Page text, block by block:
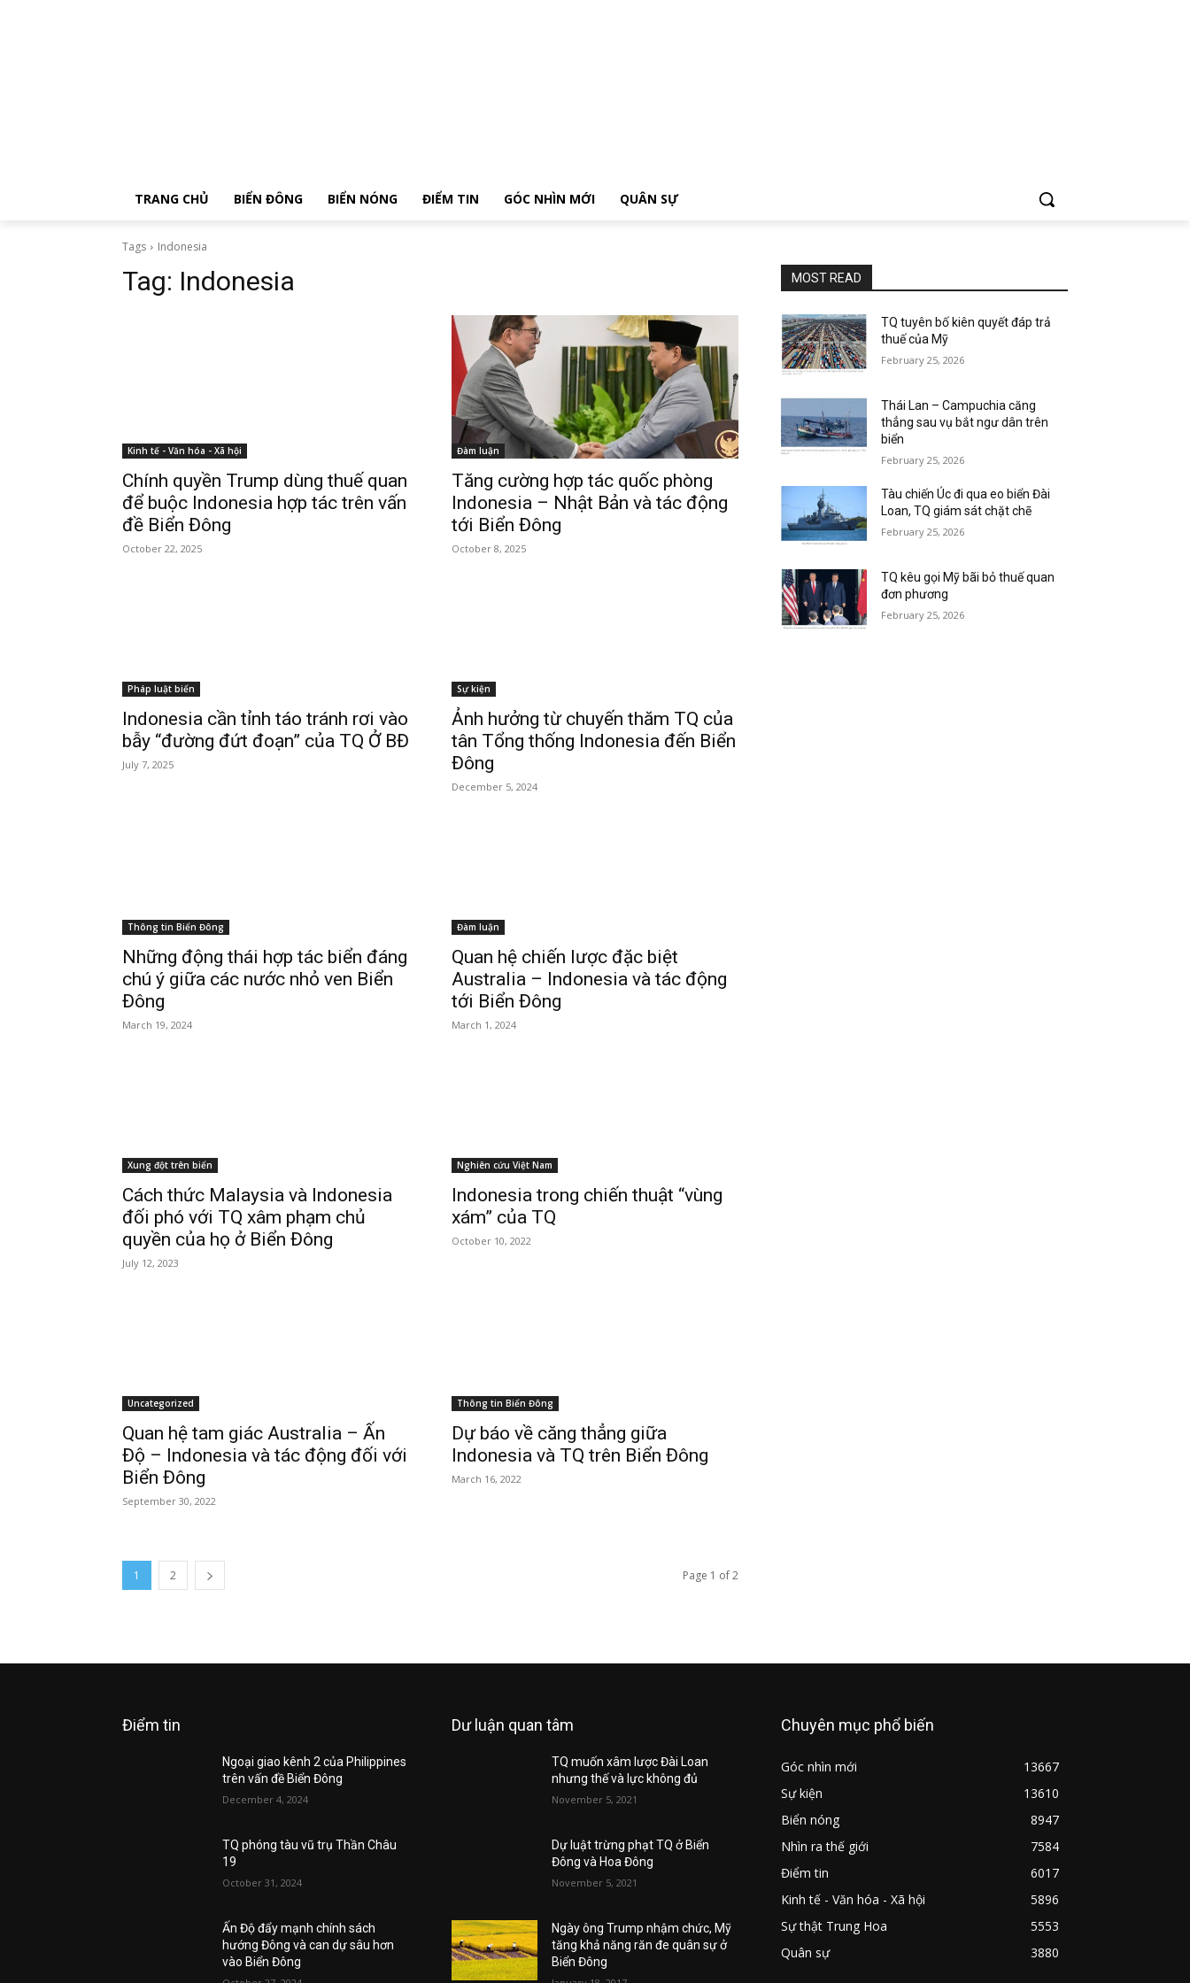
TRANG CHỦ BIỂN ĐÔNG BIỂN NÓNG ĐIỂM TIN GÓC NHÌN MỚI QUÂN SỰ
Tags Indonesia
Tag: Indonesia
Kinh tế - Văn hóa - Xã hội
Chính quyền Trump dùng thuế quan
để buộc Indonesia hợp tác trên vấn
đề Biển Đông
October 22, 2025
Đàm luận
Tăng cường hợp tác quốc phòng
Indonesia – Nhật Bản và tác động
tới Biển Đông
October 8, 2025
Pháp luật biển
Indonesia cần tỉnh táo tránh rơi vào
bẫy “đường đứt đoạn” của TQ Ở BĐ
July 7, 2025
Sự kiện
Ảnh hưởng từ chuyến thăm TQ của
tân Tổng thống Indonesia đến Biển
Đông
December 5, 2024
Thông tin Biển Đông
Những động thái hợp tác biển đáng
chú ý giữa các nước nhỏ ven Biển
Đông
March 19, 2024
Đàm luận
Quan hệ chiến lược đặc biệt
Australia – Indonesia và tác động
tới Biển Đông
March 1, 2024
Xung đột trên biển
Cách thức Malaysia và Indonesia
đối phó với TQ xâm phạm chủ
quyền của họ ở Biển Đông
July 12, 2023
Nghiên cứu Việt Nam
Indonesia trong chiến thuật “vùng
xám” của TQ
October 10, 2022
Uncategorized
Quan hệ tam giác Australia – Ấn
Độ – Indonesia và tác động đối với
Biển Đông
September 30, 2022
Thông tin Biển Đông
Dự báo về căng thẳng giữa
Indonesia và TQ trên Biển Đông
March 16, 2022
1 2 Page 1 of 2
MOST READ
TQ tuyên bố kiên quyết đáp trả
thuế của Mỹ
February 25, 2026
Thái Lan – Campuchia căng
thẳng sau vụ bắt ngư dân trên
biển
February 25, 2026
Tàu chiến Úc đi qua eo biển Đài
Loan, TQ giám sát chặt chẽ
February 25, 2026
TQ kêu gọi Mỹ bãi bỏ thuế quan
đơn phương
February 25, 2026
Điểm tin
Ngoại giao kênh 2 của Philippines
trên vấn đề Biển Đông
December 4, 2024
TQ phóng tàu vũ trụ Thần Châu
19
October 31, 2024
Ấn Độ đẩy mạnh chính sách
hướng Đông và can dự sâu hơn
vào Biển Đông
Dư luận quan tâm
TQ muốn xâm lược Đài Loan
nhưng thế và lực không đủ
November 5, 2021
Dự luật trừng phạt TQ ở Biển
Đông và Hoa Đông
November 5, 2021
Ngày ông Trump nhậm chức, Mỹ
tăng khả năng răn đe quân sự ở
Biển Đông
Chuyên mục phổ biến
Góc nhìn mới
13667
Sự kiện
13610
Biển nóng
8947
Nhìn ra thế giới
7584
Điểm tin
6017
Kinh tế - Văn hóa - Xã hội
5896
Sự thật Trung Hoa
5553
Quân sự
3880